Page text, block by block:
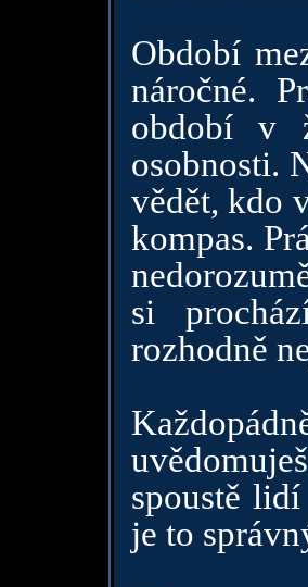
Období
náročné.
období v
osobnosti.
vědět, kdo
kompas.
si
rozhodně
spoustě
je to